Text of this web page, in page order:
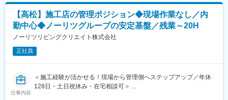
ます。
◎お客様の要望に合わせてソフトウェアとハードウェアの開発・
設計・製造を行っているため、幅広い選択肢の中から最適なシス
テムの提供が可能です。
■働き方
・年間休日：125日
・残業：20時間程
・出張：有（エリア：全国／期間：日帰り～1週間／頻度：3～4
■業務詳細
・協力施工店との現場打合せ、工事内容の確認
・施工品質のチェック、改善提案
※実際の施工作業は発生しません
※ご経験に応じて段階的に業務をお任せします
【高松】施工店の管理ポジション◆現場作業なし／内
勤中心◆ノーリツグループの安定基盤／残業～20H
ノーリツリビングクリエイト株式会社
正社員
仕事内容
＜施工経験が活かせる！現場から管理側へステップアップ／年休
128日・土日祝休み・在宅相談可＞